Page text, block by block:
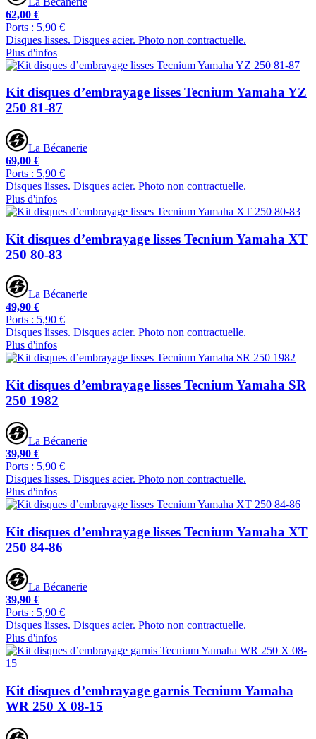
62,00 €
Ports : 5,90 €
Disques lisses. Disques acier. Photo non contractuelle.
Plus d'infos
Kit disques d’embrayage lisses Tecnium Yamaha YZ
250 81-87
La Bécanerie
69,00 €
Ports : 5,90 €
Disques lisses. Disques acier. Photo non contractuelle.
Plus d'infos
Kit disques d’embrayage lisses Tecnium Yamaha XT
250 80-83
La Bécanerie
49,90 €
Ports : 5,90 €
Disques lisses. Disques acier. Photo non contractuelle.
Plus d'infos
Kit disques d’embrayage lisses Tecnium Yamaha SR
250 1982
La Bécanerie
39,90 €
Ports : 5,90 €
Disques lisses. Disques acier. Photo non contractuelle.
Plus d'infos
Kit disques d’embrayage lisses Tecnium Yamaha XT
250 84-86
La Bécanerie
39,90 €
Ports : 5,90 €
Disques lisses. Disques acier. Photo non contractuelle.
Plus d'infos
Kit disques d’embrayage garnis Tecnium Yamaha
WR 250 X 08-15